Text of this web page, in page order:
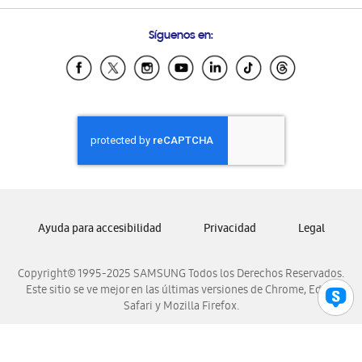
Samsung Ecuador
Samsung El Salvador
Samsung Honduras
Samsung Nicaragua
Samsung Panamá
Samsung Venezuela
Síguenos en:
Copyright© 1995-2025 SAMSUNG Todos los Derechos Reservados.
Este sitio se ve mejor en las últimas versiones de Chrome, Edge,
Safari y Mozilla Firefox.
Ayuda para accesibilidad Privacidad Legal